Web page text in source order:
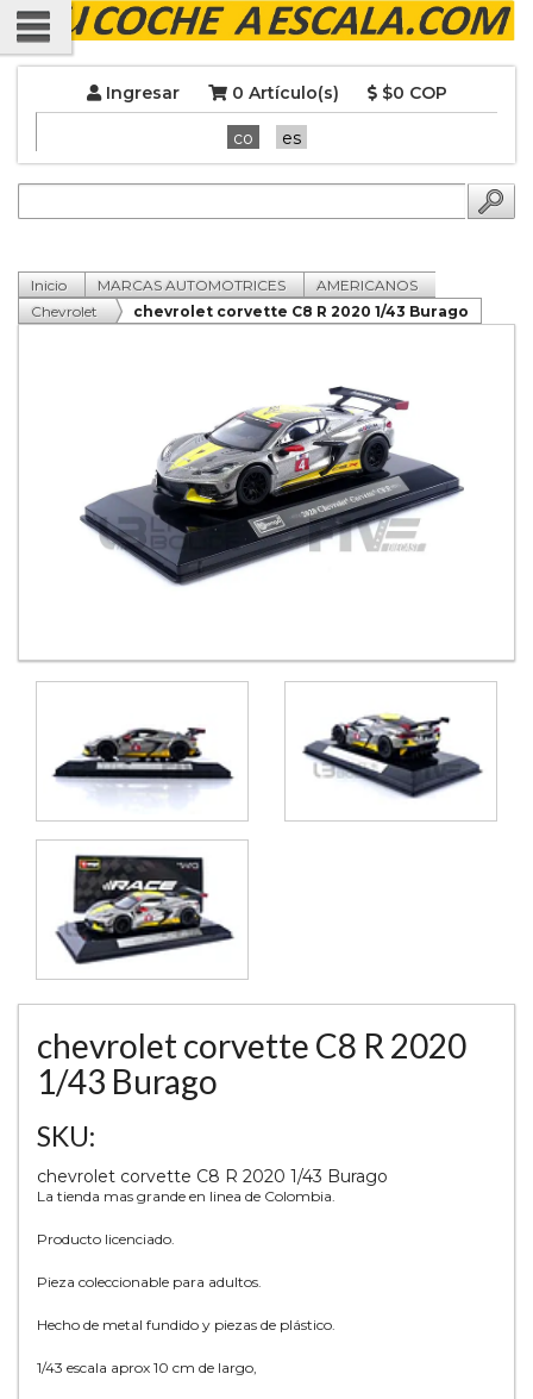
Ingresar 0 Artículo(s) $0 COP
co es
Inicio MARCAS AUTOMOTRICES
AMERICANOS
Chevrolet
chevrolet corvette C8 R 2020 1/43 Burago
chevrolet corvette C8 R 2020
1/43 Burago
SKU:
chevrolet corvette C8 R 2020 1/43 Burago
La tienda mas grande en linea de Colombia.
Producto licenciado.
Pieza coleccionable para adultos.
Hecho de metal fundido y piezas de plástico.
1/43 escala aprox 10 cm de largo,